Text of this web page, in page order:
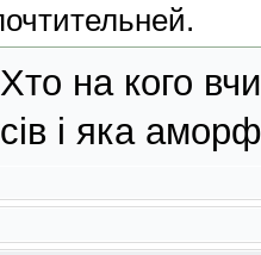
Хто на кого
і яка